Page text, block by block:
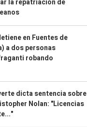
la repatriación de
en Fuentes de
a dos personas
robando
dicta sentencia sobre
Nolan: "Licencias